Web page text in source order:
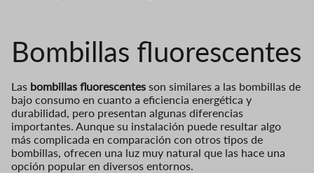
Bombillas fluorescentes
Las bombillas fluorescentes son similares a las bombillas de
bajo consumo en cuanto a eficiencia energética y
durabilidad, pero presentan algunas diferencias
importantes. Aunque su instalación puede resultar algo
más complicada en comparación con otros tipos de
bombillas, ofrecen una luz muy natural que las hace una
opción popular en diversos entornos.